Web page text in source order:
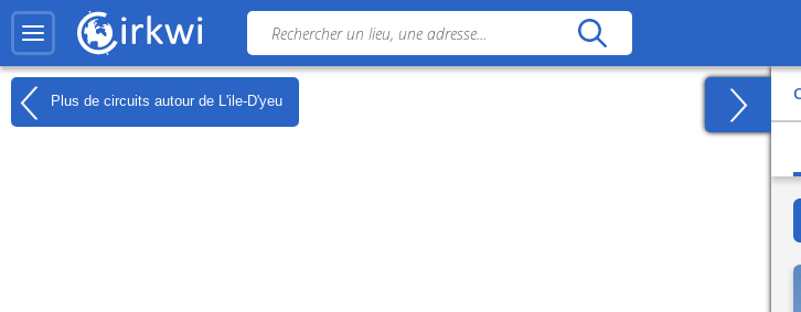
Plus de circuits autour de L'ile-D'yeu